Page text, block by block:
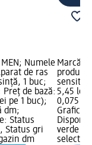
Numele
de ras
1 buc;
de bază:
pe 1 buc);
dm;
Status
Status gri
dm
Marcă:
5,45 lei;
0,075 l
Grafică
verde